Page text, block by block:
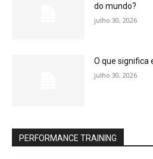
do mundo?
julho 30, 2026
O que significa
julho 30, 2026
PERFORMANCE TRAINING